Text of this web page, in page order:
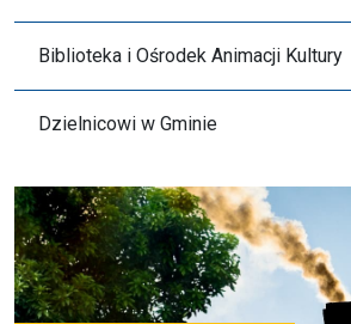
Biblioteka i Ośrodek Animacji Kultury
Dzielnicowi w Gminie